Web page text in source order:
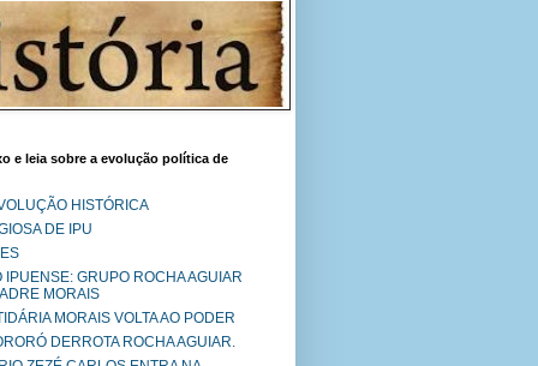
e leia sobre a evolução política de
HISTÓRICA
DE IPU
IPUENSE: GRUPO ROCHA AGUIAR
MORAIS
MORAIS VOLTA AO PODER
DERROTA ROCHA AGUIAR.